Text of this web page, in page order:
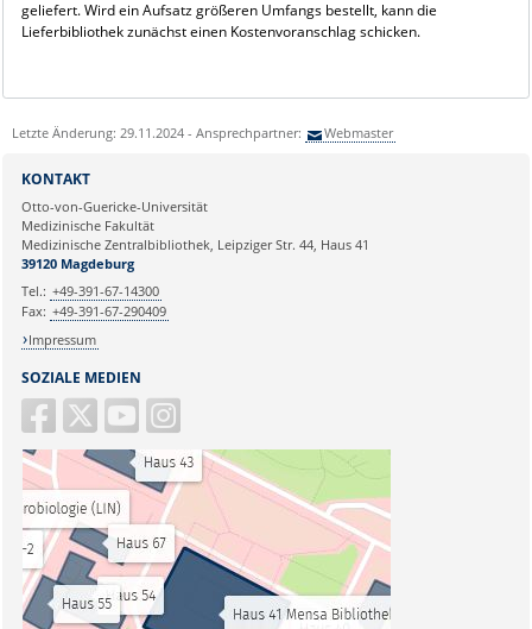
geliefert. Wird ein Aufsatz größeren Umfangs bestellt, kann die
Lieferbibliothek zunächst einen Kostenvoranschlag schicken.
Letzte Änderung: 29.11.2024 - Ansprechpartner: Webmaster
SOZIALE MEDIEN
KONTAKT
Otto-von-Guericke-Universität
Medizinische Fakultät
Medizinische Zentralbibliothek, Leipziger Str. 44, Haus 41
39120 Magdeburg
Tel.: +49-391-67-14300
Fax: +49-391-67-290409
Impressum